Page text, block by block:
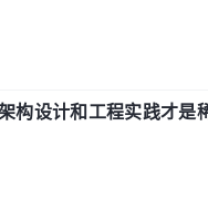
构设计和工程实践才是